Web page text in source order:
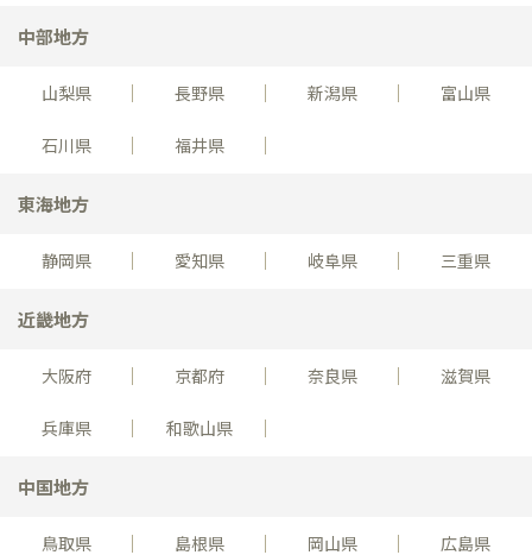
中部地方
山梨県 長野県 新潟県 富山県
石川県 福井県
東海地方
静岡県 愛知県 岐阜県 三重県
近畿地方
大阪府 京都府 奈良県 滋賀県
兵庫県 和歌山県
中国地方
鳥取県 島根県 岡山県 広島県